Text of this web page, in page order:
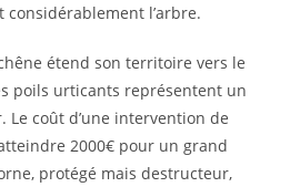
l’arbre.
étend son territoire vers le
poils urticants représentent un
coût d’une intervention de
2000€ pour un grand
protégé mais destructeur,